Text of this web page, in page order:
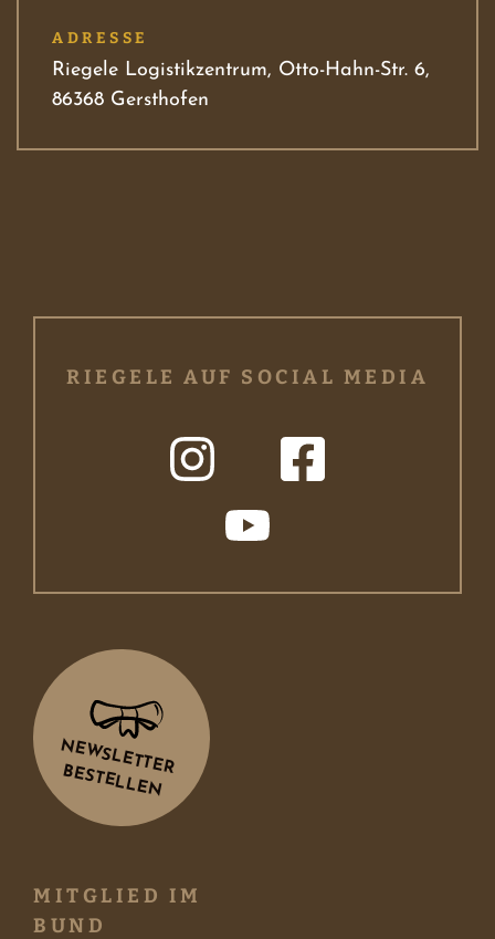
ADRESSE
Riegele Logistikzentrum, Otto-Hahn-Str. 6,
86368 Gersthofen
RIEGELE AUF SOCIAL MEDIA
NEWSLETTER
BESTELLEN
MITGLIED IM
BUND